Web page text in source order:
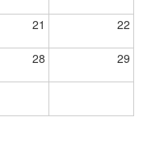
21 22
28 29